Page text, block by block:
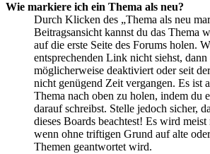
Wie markiere ich ein Thema als neu?
Durch Klicken des „Thema als neu
Beitragsansicht kannst du das Thema
auf die erste Seite des Forums holen.
entsprechenden Link nicht siehst,
möglicherweise deaktiviert oder seit
nicht genügend Zeit vergangen. Es ist
Thema nach oben zu holen, indem du
darauf schreibst. Stelle jedoch sicher,
dieses Boards beachtest! Es wird meist
wenn ohne triftigen Grund auf alte
Themen geantwortet wird.